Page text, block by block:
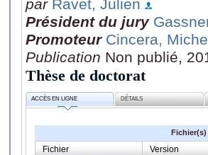
par Ravet, Julien
Président du jury
Promoteur Cincera,
Publication Non publié,
Thèse de doctorat
ACCÈS EN LIGNE DÉTAILS
Fichier Version